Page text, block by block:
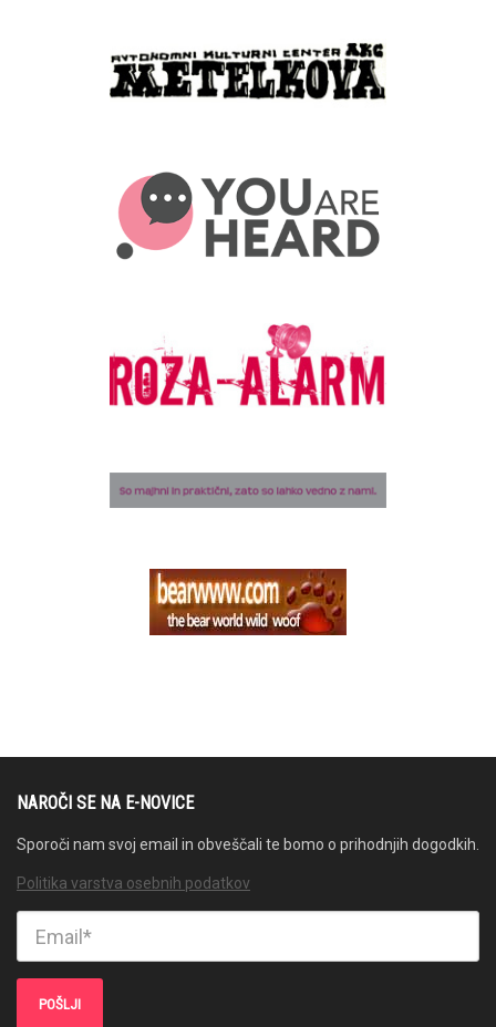
NAROČI SE NA E-NOVICE
Sporoči nam svoj email in obveščali te bomo o prihodnjih dogodkih.
Politika varstva osebnih podatkov